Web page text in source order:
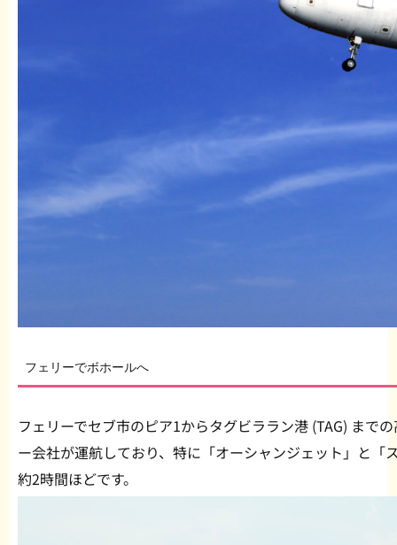
フェリーでボホールへ
フェリーでセブ市のピア1からタグビララン港 (TAG) まで
ー会社が運航しており、特に「オーシャンジェット」と「
約2時間ほどです。